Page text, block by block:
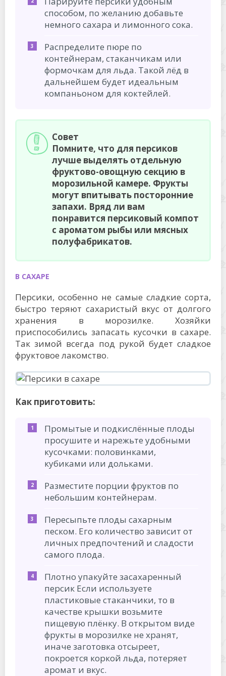
способом, по желанию добавьте
немного сахара и лимонного сока.
Распределите пюре по
контейнерам, стаканчикам или
формочкам для льда. Такой лёд в
дальнейшем будет идеальным
компаньоном для коктейлей.
Совет
Помните, что для персиков
лучше выделять отдельную
фруктово-овощную секцию в
морозильной камере. Фрукты
могут впитывать посторонние
запахи. Вряд ли вам
понравится персиковый компот
с ароматом рыбы или мясных
полуфабрикатов.
В САХАРЕ
Персики, особенно не самые сладкие сорта,
быстро теряют сахаристый вкус от долгого
хранения в морозилке. Хозяйки
приспособились запасать кусочки в сахаре.
Так зимой всегда под рукой будет сладкое
фруктовое лакомство.
Как приготовить:
Промытые и подкислённые плоды
просушите и нарежьте удобными
кусочками: половинками,
кубиками или дольками.
Разместите порции фруктов по
небольшим контейнерам.
Пересыпьте плоды сахарным
песком. Его количество зависит от
личных предпочтений и сладости
самого плода.
Плотно упакуйте засахаренный
персик Если используете
пластиковые стаканчики, то в
качестве крышки возьмите
пищевую плёнку. В открытом виде
фрукты в морозилке не хранят,
иначе заготовка отсыреет,
покроется коркой льда, потеряет
аромат и вкус.